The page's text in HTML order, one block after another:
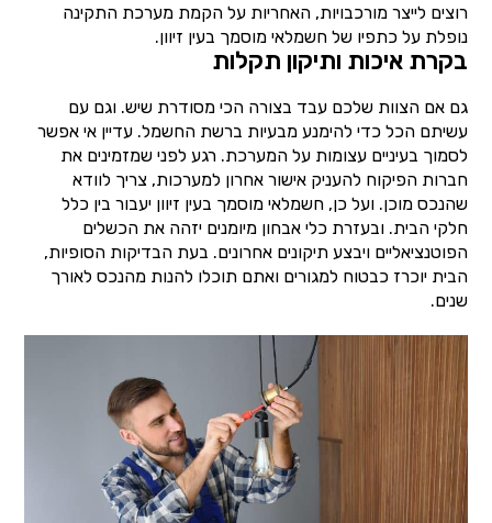
רוצים לייצר מורכבויות, האחריות על הקמת מערכת התקינה
נופלת על כתפיו של חשמלאי מוסמך בעין זיוון.
בקרת איכות ותיקון תקלות
גם אם הצוות שלכם עבד בצורה הכי מסודרת שיש. וגם עם
עשיתם הכל כדי להימנע מבעיות ברשת החשמל. עדיין אי אפשר
לסמוך בעיניים עצומות על המערכת. רגע לפני שמזמינים את
חברות הפיקוח להעניק אישור אחרון למערכות, צריך לוודא
שהנכס מוכן. ועל כן, חשמלאי מוסמך בעין זיוון יעבור בין כלל
חלקי הבית. ובעזרת כלי אבחון מיומנים יזהה את הכשלים
הפוטנציאליים ויבצע תיקונים אחרונים. בעת הבדיקות הסופיות,
הבית יוכרז כבטוח למגורים ואתם תוכלו להנות מהנכס לאורך
שנים.